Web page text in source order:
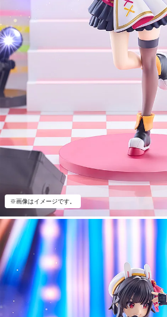
※画像はイメージです。